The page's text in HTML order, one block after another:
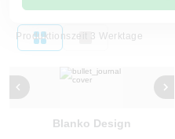
Produktionszeit 3 Werktage
Blanko Design